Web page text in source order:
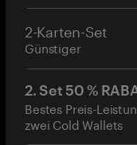
2-Karten-Set
Günstiger
2. Set 50 %
Bestes Preis-
zwei Cold Wallets